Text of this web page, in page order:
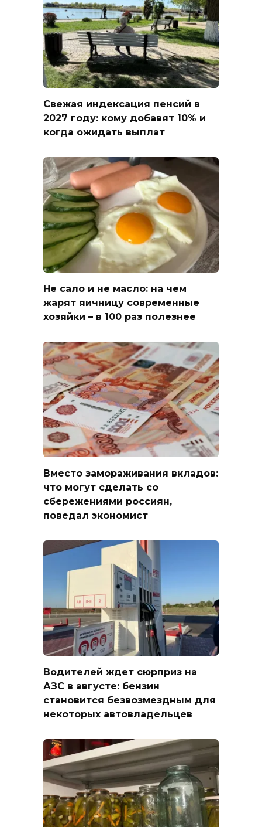
Свежая индексация пенсий в
2027 году: кому добавят 10% и
когда ожидать выплат
Не сало и не масло: на чем
жарят яичницу современные
хозяйки – в 100 раз полезнее
Вместо замораживания вкладов:
что могут сделать со
сбережениями россиян,
поведал экономист
Водителей ждет сюрприз на
АЗС в августе: бензин
становится безвозмездным для
некоторых автовладельцев